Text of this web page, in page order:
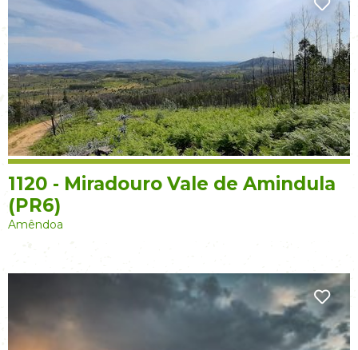
1120 - Miradouro Vale de Amindula
(PR6)
Amêndoa